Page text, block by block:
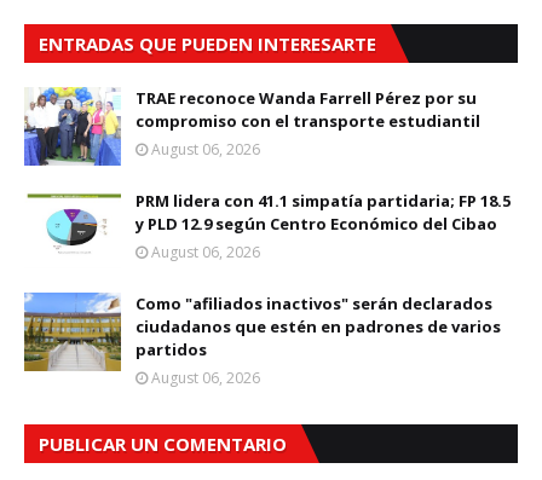
ENTRADAS QUE PUEDEN INTERESARTE
TRAE reconoce Wanda Farrell Pérez por su
compromiso con el transporte estudiantil
August 06, 2026
PRM lidera con 41.1 simpatía partidaria; FP 18.5
y PLD 12.9 según Centro Económico del Cibao
August 06, 2026
Como "afiliados inactivos" serán declarados
ciudadanos que estén en padrones de varios
partidos
August 06, 2026
PUBLICAR UN COMENTARIO